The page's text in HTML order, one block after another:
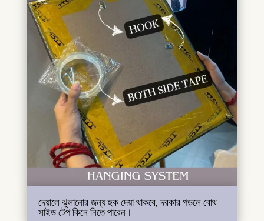
দেয়ালে ঝুলানোর জন্য হুক দেয়া থাকবে, দরকার পড়লে বোথ
সাইড টেপ কিনে নিতে পারেন।